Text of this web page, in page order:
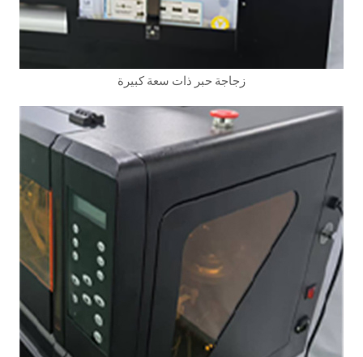
زجاجة حبر ذات سعة كبيرة